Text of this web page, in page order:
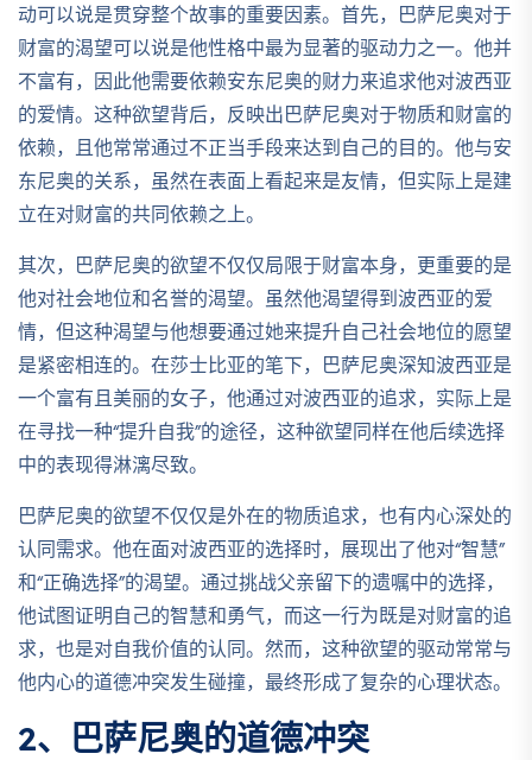
动可以说是贯穿整个故事的重要因素。首先，巴萨尼奥对于
财富的渴望可以说是他性格中最为显著的驱动力之一。他并
不富有，因此他需要依赖安东尼奥的财力来追求他对波西亚
的爱情。这种欲望背后，反映出巴萨尼奥对于物质和财富的
依赖，且他常常通过不正当手段来达到自己的目的。他与安
东尼奥的关系，虽然在表面上看起来是友情，但实际上是建
立在对财富的共同依赖之上。
其次，巴萨尼奥的欲望不仅仅局限于财富本身，更重要的是
他对社会地位和名誉的渴望。虽然他渴望得到波西亚的爱
情，但这种渴望与他想要通过她来提升自己社会地位的愿望
是紧密相连的。在莎士比亚的笔下，巴萨尼奥深知波西亚是
一个富有且美丽的女子，他通过对波西亚的追求，实际上是
在寻找一种“提升自我”的途径，这种欲望同样在他后续选择
中的表现得淋漓尽致。
巴萨尼奥的欲望不仅仅是外在的物质追求，也有内心深处的
认同需求。他在面对波西亚的选择时，展现出了他对“智慧”
和“正确选择”的渴望。通过挑战父亲留下的遗嘱中的选择，
他试图证明自己的智慧和勇气，而这一行为既是对财富的追
求，也是对自我价值的认同。然而，这种欲望的驱动常常与
他内心的道德冲突发生碰撞，最终形成了复杂的心理状态。
2、巴萨尼奥的道德冲突